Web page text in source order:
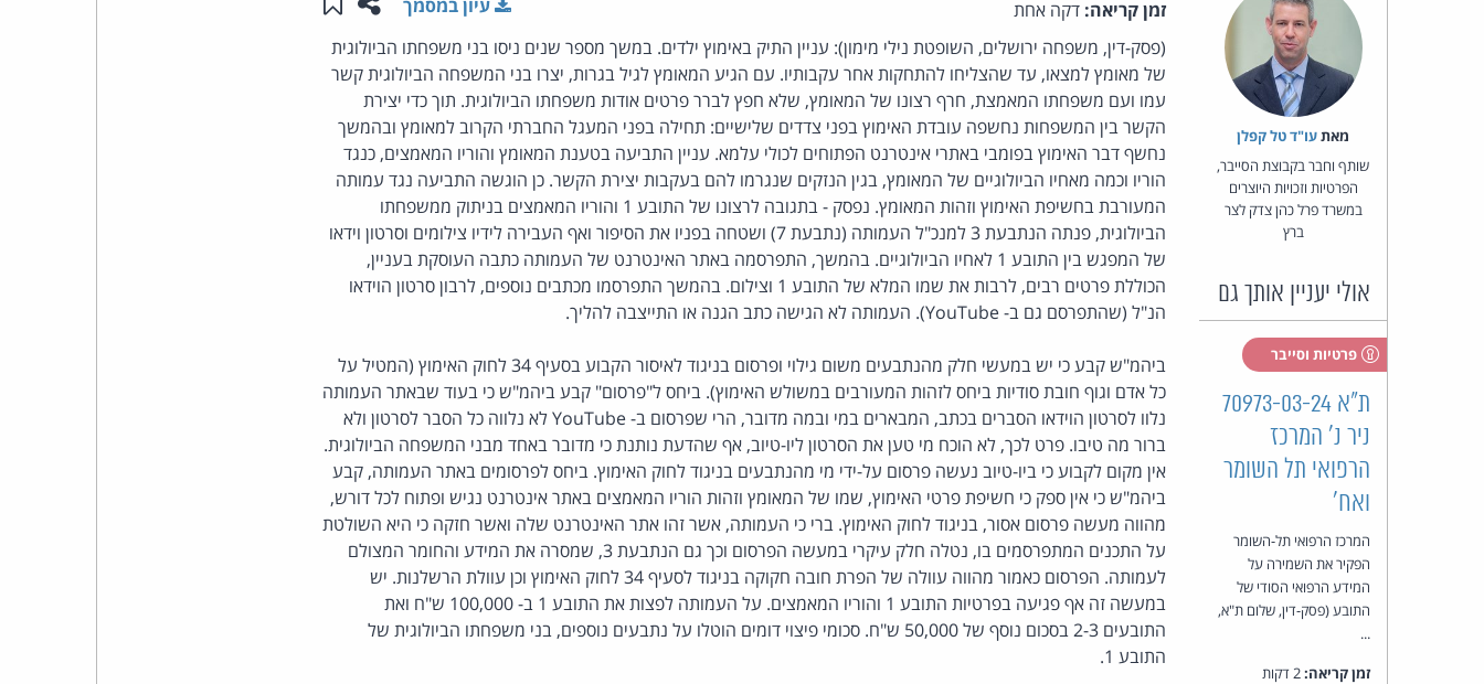
מאת‏עו"ד טל קפלן
שותף וחבר בקבוצת הסייבר,
הפרטיות וזכויות היוצרים
במשרד פרל כהן צדק לצר
ברץ
אולי יעניין אותך גם
פרטיות וסייבר
ת"א 70973-03-24
ניר נ' המרכז
הרפואי תל השומר
ואח'
המרכז הרפואי תל-השומר
הפקיר את השמירה על
המידע הרפואי הסודי של
התובע (פסק-דין, שלום ת"א,
...
זמן קריאה:
זמן קריאה: דקה אחת
עיון במסמך
(פסק-דין, משפחה ירושלים, השופטת נילי מימון): עניין התיק באימוץ ילדים. במשך מספר שנים ניסו בני משפחתו הביולוגית
של מאומץ למצאו, עד שהצליחו להתחקות אחר עקבותיו. עם הגיע המאומץ לגיל בגרות, יצרו בני המשפחה הביולוגית קשר
עמו ועם משפחתו המאמצת, חרף רצונו של המאומץ, שלא חפץ לברר פרטים אודות משפחתו הביולוגית. תוך כדי יצירת
הקשר בין המשפחות נחשפה עובדת האימוץ בפני צדדים שלישיים: תחילה בפני המעגל החברתי הקרוב למאומץ ובהמשך
נחשף דבר האימוץ בפומבי באתרי אינטרנט הפתוחים לכולי עלמא. עניין התביעה בטענת המאומץ והוריו המאמצים, כנגד
הוריו וכמה מאחיו הביולוגיים של המאומץ, בגין הנזקים שנגרמו להם בעקבות יצירת הקשר. כן הוגשה התביעה נגד עמותה
המעורבת בחשיפת האימוץ וזהות המאומץ. נפסק - בתגובה לרצונו של התובע 1 והוריו המאמצים בניתוק ממשפחתו
הביולוגית, פנתה הנתבעת 3 למנכ"ל העמותה (נתבעת 7) ושטחה בפניו את הסיפור ואף העבירה לידיו צילומים וסרטון וידאו
של המפגש בין התובע 1 לאחיו הביולוגיים. בהמשך, התפרסמה באתר האינטרנט של העמותה כתבה העוסקת בעניין,
הכוללת פרטים רבים, לרבות את שמו המלא של התובע 1 וצילום. בהמשך התפרסמו מכתבים נוספים, לרבון סרטון הוידאו
הנ"ל (שהתפרסם גם ב- YouTube). העמותה לא הגישה כתב הגנה או התייצבה להליך.
ביהמ"ש קבע כי יש במעשי חלק מהנתבעים משום גילוי ופרסום בניגוד לאיסור הקבוע בסעיף 34 לחוק האימוץ (המטיל על
כל אדם וגוף חובת סודיות ביחס לזהות המעורבים במשולש האימוץ). ביחס ל"פרסום" קבע ביהמ"ש כי בעוד שבאתר העמותה
נלוו לסרטון הוידאו הסברים בכתב, המבארים במי ובמה מדובר, הרי שפרסום ב- YouTube לא נלווה כל הסבר לסרטון ולא
ברור מה טיבו. פרט לכך, לא הוכח מי טען את הסרטון ליו-טיוב, אף שהדעת נותנת כי מדובר באחד מבני המשפחה הביולוגית.
אין מקום לקבוע כי ביו-טיוב נעשה פרסום על-ידי מי מהנתבעים בניגוד לחוק האימוץ. ביחס לפרסומים באתר העמותה, קבע
ביהמ"ש כי אין ספק כי חשיפת פרטי האימוץ, שמו של המאומץ וזהות הוריו המאמצים באתר אינטרנט נגיש ופתוח לכל דורש,
מהווה מעשה פרסום אסור, בניגוד לחוק האימוץ. ברי כי העמותה, אשר זהו אתר האינטרנט שלה ואשר חזקה כי היא השולטת
על התכנים המתפרסמים בו, נטלה חלק עיקרי במעשה הפרסום וכך גם הנתבעת 3, שמסרה את המידע והחומר המצולם
לעמותה. הפרסום כאמור מהווה עוולה של הפרת חובה חקוקה בניגוד לסעיף 34 לחוק האימוץ וכן עוולת הרשלנות. יש
במעשה זה אף פגיעה בפרטיות התובע 1 והוריו המאמצים. על העמותה לפצות את התובע 1 ב- 100,000 ש"ח ואת
התובעים 2-3 בסכום נוסף של 50,000 ש"ח. סכומי פיצוי דומים הוטלו על נתבעים נוספים, בני משפחתו הביולוגית של
התובע 1.